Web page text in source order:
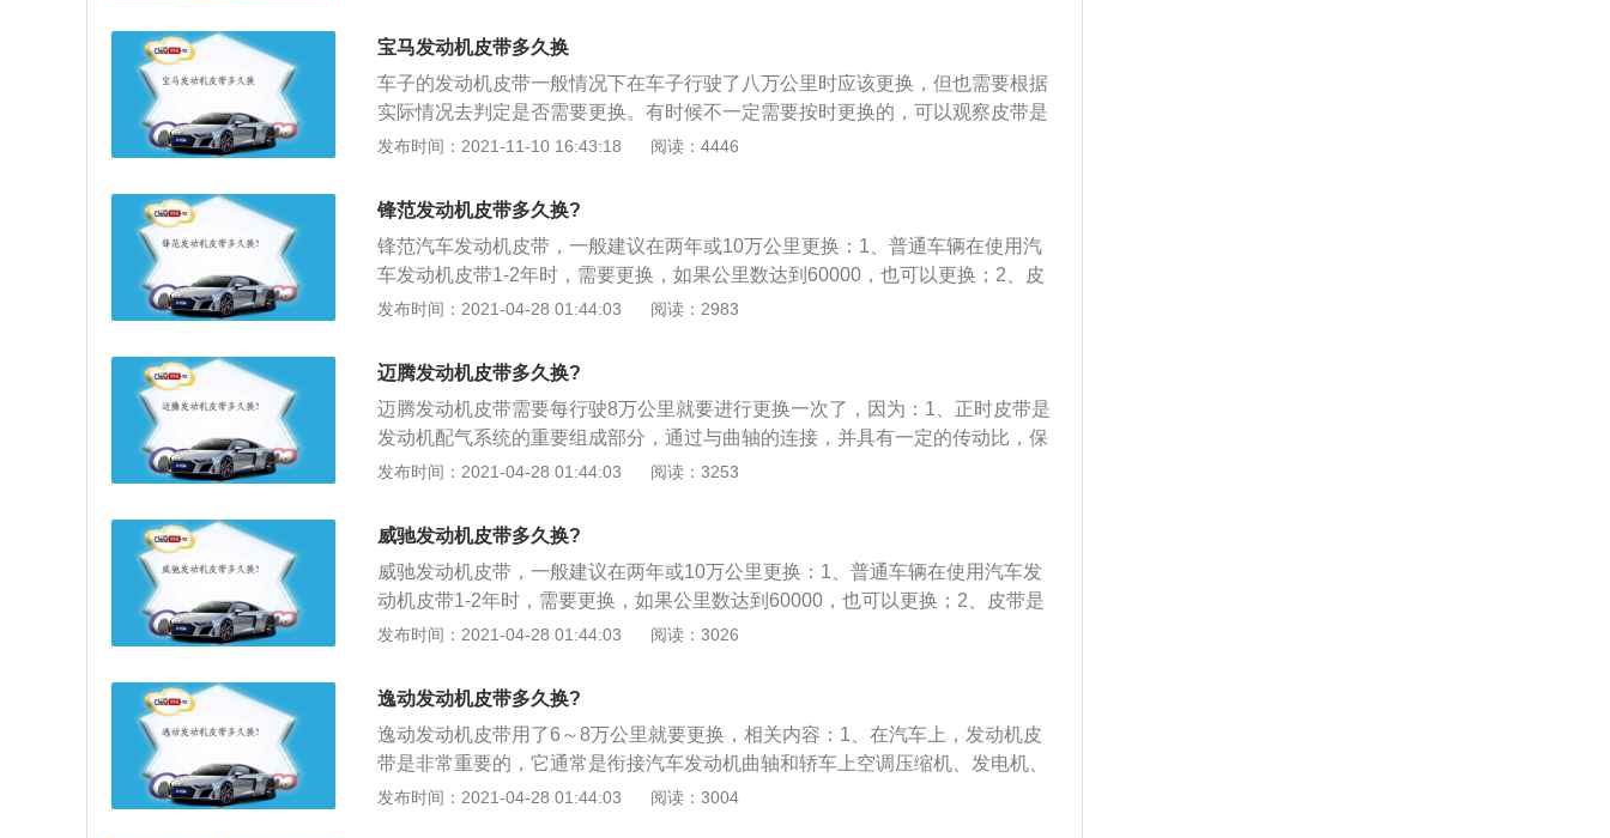
间的准确性。相比于齿轮，机动车发动机皮带产生的噪音较小，传动更为精确。
机动车发动机离不开汽车发动机皮带的紧密配合，在曲轴的带动下，把动能传递
给各部位的零件，确保发动机系统工作稳定。
宝马发动机皮带多久换
车子的发动机皮带一般情况下在车子行驶了八万公里时应该更换，但也需要根据
实际情况去判定是否需要更换。有时候不一定需要按时更换的，可以观察皮带是
否有裂纹。一般情况下，在车辆行驶了八万公里时应该更换。但不一定需要按时
没有出现磨损和裂痕，是可以一直使用的。正时皮带需要定期维护，与附属装置
的驱动皮带不同，正时皮带比较容易被看到和便于检查。正时皮带一般躲在一个
盖子后面，要根据发动机和发动机舱的位置才能摸到。而在大多数情况下，挡住
正时皮带的盖子，一般上部分，车主可以把它拆开或、移开。这样就可以检车和
更换皮带了。如果在检查时，发现皮带保养不好或者松紧度不好，就应该把它更
处于打开的状态，并且发动机会停止转动；当皮带破裂了，如果发动机在空转，
那么证明活塞和气门之间有空隙。
发布时间：2021-11-10 16:43:18 阅读：4446
锋范发动机皮带多久换?
锋范汽车发动机皮带，一般建议在两年或10万公里更换：1、普通车辆在使用汽
车发动机皮带1-2年时，需要更换，如果公里数达到60000，也可以更换；2、皮
带是发动机配气系统的重要组成部分，通过与曲轴的连接，以一定的传动比保证
3、正时皮带的作用是在发动机运转时，活塞行程（上下运动）气门的开启与关
闭（时间）点火顺序（时间），在“正时\"的连接作用下，时刻要保持“同步”运
转。
发布时间：2021-04-28 01:44:03 阅读：2983
迈腾发动机皮带多久换?
迈腾发动机皮带需要每行驶8万公里就要进行更换一次了，因为：1、正时皮带是
发动机配气系统的重要组成部分，通过与曲轴的连接，并具有一定的传动比，保
证了进气口和排气时间的准确度；2、使用皮带代替齿轮传动是由于皮带噪音
属齿轮的寿命短，因此应定期更换皮带。
发布时间：2021-04-28 01:44:03 阅读：3253
威驰发动机皮带多久换?
威驰发动机皮带，一般建议在两年或10万公里更换：1、普通车辆在使用汽车发
动机皮带1-2年时，需要更换，如果公里数达到60000，也可以更换；2、皮带是
发动机配气系统的重要组成部分，通过与曲轴的连接，以一定的传动比保证进排
发动机皮带的作用是在发动机运转时，活塞行程（上下运动）气门的开启与关闭
（时间）点火顺序（时间），在“正时\"的连接作用下，时刻要保持“同步”运转。
发布时间：2021-04-28 01:44:03 阅读：3026
逸动发动机皮带多久换?
逸动发动机皮带用了6～8万公里就要更换，相关内容：1、在汽车上，发动机皮
带是非常重要的，它通常是衔接汽车发动机曲轴和轿车上空调压缩机、发电机、
水泵的主要介质；2、汽车发动机在运转时，汽车的进气和排气时的精准控制都
发布时间：2021-04-28 01:44:03 阅读：3004